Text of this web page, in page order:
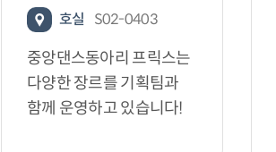
호실 S02-0403
중앙댄스동아리 프릭스는
다양한 장르를 기획팀과
함께 운영하고 있습니다!